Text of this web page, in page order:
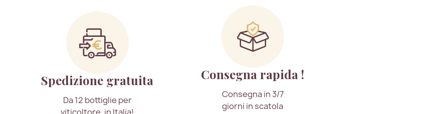
Spedizione gratuita
Da 12 bottiglie per
Consegna rapida !
Consegna in 3/7
giorni in scatola